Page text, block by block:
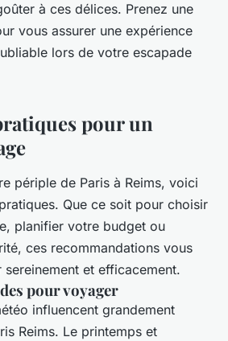
à ces délices. Prenez une
vous assurer une expérience
lors de votre escapade
pour un
périple de Paris à Reims, voici
Que ce soit pour choisir
planifier votre budget ou
ces recommandations vous
et efficacement.
pour voyager
influencent grandement
Reims. Le printemps et